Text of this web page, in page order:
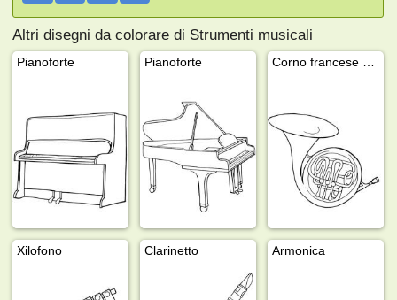
Altri disegni da colorare di Strumenti musicali
Pianoforte Pianoforte
Xilofono Clarinetto Armonica